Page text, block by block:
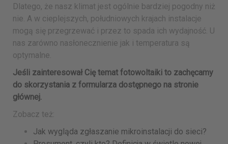
Dlatego, że nasz klimat jest ogólnie bardziej pogodny niż
nie. A w cieplejszych, południowych krajach instalacje
mogą się przegrzewać i przez to spada ich wydajność. U
nas zarówno nasłonecznienie jak i temperatura są
optymalne.
Jeśli zainteresował Cię temat fotowoltaiki to zachęcamy
do skorzystania z formularza dostępnego na stronie
głównej.
Zobacz też:
Jak wygląda zgłaszanie mikroinstalacji do sieci?